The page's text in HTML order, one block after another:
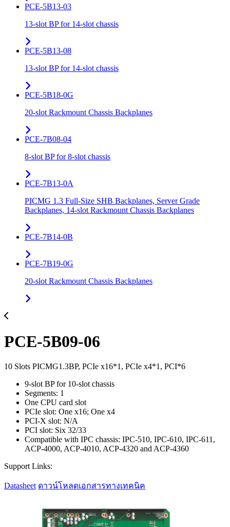
PCE-5B13-03
13-slot BP for 14-slot chassis
PCE-5B13-08
13-slot BP for 14-slot chassis
PCE-5B18-0G
20-slot Rackmount Chassis Backplanes
PCE-7B08-04
8-slot BP for 8-slot chassis
PCE-7B13-0A
PICMG 1.3 Full-Size SHB Backplanes, Server Grade
Backplanes, 14-slot Rackmount Chassis Backplanes
PCE-7B14-0B
PCE-7B19-0G
20-slot Rackmount Chassis Backplanes
PCE-5B09-06
10 Slots PICMG1.3BP, PCIe x16*1, PCIe x4*1, PCI*6
9-slot BP for 10-slot chassis
Segments: 1
One CPU card slot
PCIe slot: One x16; One x4
PCI-X slot: N/A
PCI slot: Six 32/33
Compatible with IPC chassis: IPC-510, IPC-610, IPC-611,
ACP-4000, ACP-4010, ACP-4320 and ACP-4360
Support Links:
Datasheet ดาวน์โหลดเอกสารทางเทคนิค